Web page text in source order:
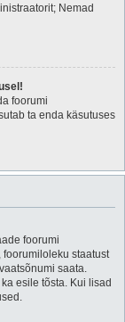
Nemad
foorumi
ta enda käsutuses
foorumi
foorumiloleku staatust
saata.
esile tõsta. Kui lisad